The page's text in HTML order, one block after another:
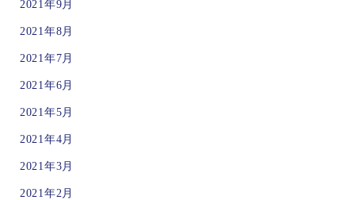
2021年9月
2021年8月
2021年7月
2021年6月
2021年5月
2021年4月
2021年3月
2021年2月